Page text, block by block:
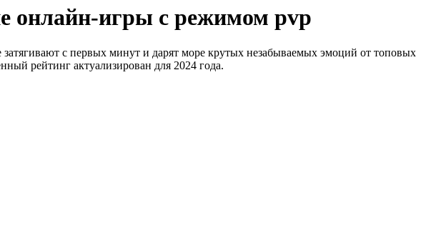
онлайн-игры с режимом pvp
с первых минут и дарят море крутых незабываемых эмоций от топовых
рейтинг актуализирован для 2024 года.